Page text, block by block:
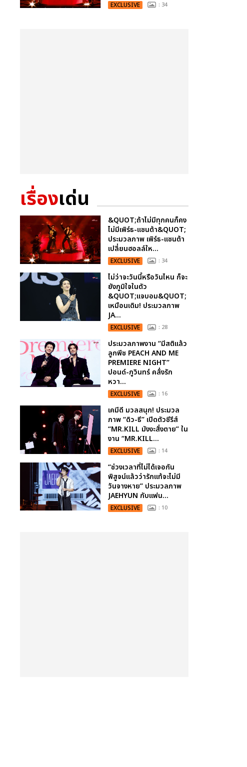
EXCLUSIVE : 34
เรื่องเด่น
&QUOT;ถ้าไม่มีทุกคนก็คง
ไม่มีเพิร์ธ-แซนต้า&QUOT;
ประมวลภาพ เพิร์ธ-แซนต้า
เปลี่ยนฮอลล์ให...
EXCLUSIVE : 34
ไม่ว่าจะวันนี้หรือวันไหน ก็จะ
ยังภูมิใจในตัว
&QUOT;แจบอม&QUOT;
เหมือนเดิม! ประมวลภาพ
JA...
EXCLUSIVE : 28
ประมวลภาพงาน “มีสติแล้ว
ลูกพีช PEACH AND ME
PREMIERE NIGHT”
ปอนด์-ภูวินทร์ คลั่งรัก
หวา...
EXCLUSIVE : 16
เคมีดี มวลสนุก! ประมวล
ภาพ “ดิว-ธี” เปิดตัวซีรีส์
“MR.KILL มังงะสั่งตาย” ใน
งาน “MR.KILL...
EXCLUSIVE : 14
“ช่วงเวลาที่ไม่ได้เจอกัน
พิสูจน์แล้วว่ารักแท้จะไม่มี
วันจางหาย” ประมวลภาพ
JAEHYUN กับแฟน...
EXCLUSIVE : 10